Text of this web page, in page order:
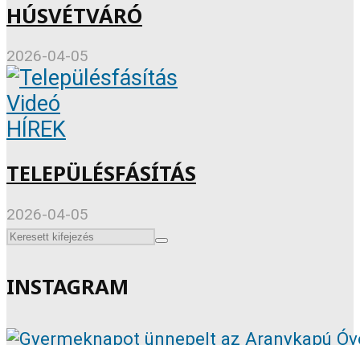
HÚSVÉTVÁRÓ
2026-04-05
Videó
HÍREK
TELEPÜLÉSFÁSÍTÁS
2026-04-05
INSTAGRAM